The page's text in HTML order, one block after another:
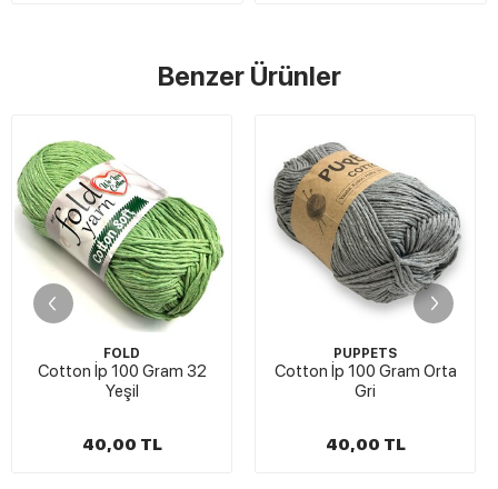
Benzer Ürünler
FOLD
Cotton İp 100 Gram 32
Yeşil
40,00 TL
PUPPETS
Cotton İp 100 Gram Orta
Gri
40,00 TL